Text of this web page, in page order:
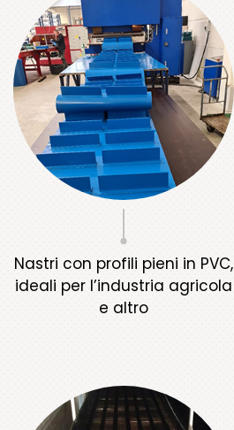
Nastri con profili pieni in PVC,
ideali per l’industria agricola
e altro